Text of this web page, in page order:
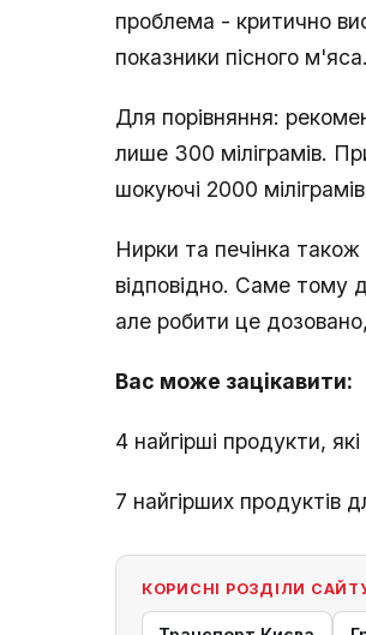
проблема - критично
показники пісного м'яса.
Для порівняння:
лише 300 міліграмів.
шокуючі 2000
Нирки та печінка
відповідно. Саме тому
але робити це
Вас може зацікавити:
4 найгірші продукти,
7 найгірших продуктів
КОРИСНІ РОЗДІЛИ